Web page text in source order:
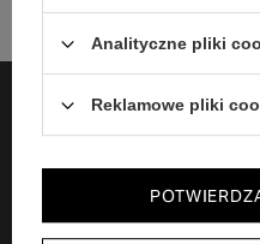
Śledzenie przesyłki
Analityczne pliki
Reklamowe pliki